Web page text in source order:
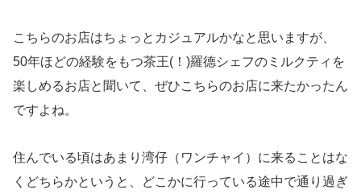
こちらのお店はちょっとカジュアルかなと思いますが、
50年ほどの経験をもつ茶王(！)羅德シェフのミルクティを
楽しめるお店と聞いて、ぜひこちらのお店に来たかったん
ですよね。
住んでいる頃はあまり湾仔（ワンチャイ）に来ることはな
くどちらかというと、どこかに行っている途中で通り過ぎ